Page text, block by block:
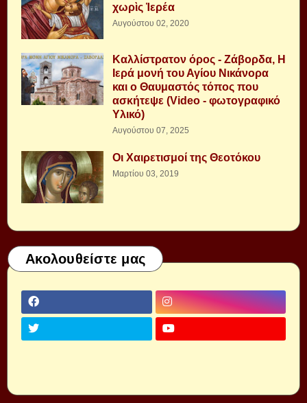
χωρὶς Ἱερέα
Αυγούστου 02, 2020
Καλλίστρατον όρος - Ζάβορδα, Η
Ιερά μονή του Αγίου Νικάνορα
και ο Θαυμαστός τόπος που
ασκήτεψε (Video - φωτογραφικό
Υλικό)
Αυγούστου 07, 2025
Οι Χαιρετισμοί της Θεοτόκου
Μαρτίου 03, 2019
Ακολουθείστε μας